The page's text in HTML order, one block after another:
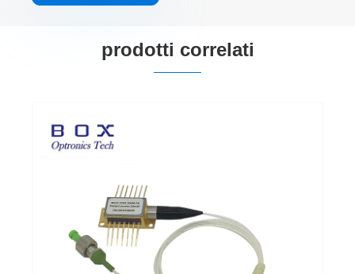
prodotti correlati